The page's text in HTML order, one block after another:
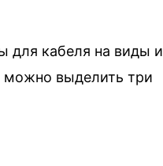
для кабеля на виды и
можно выделить три